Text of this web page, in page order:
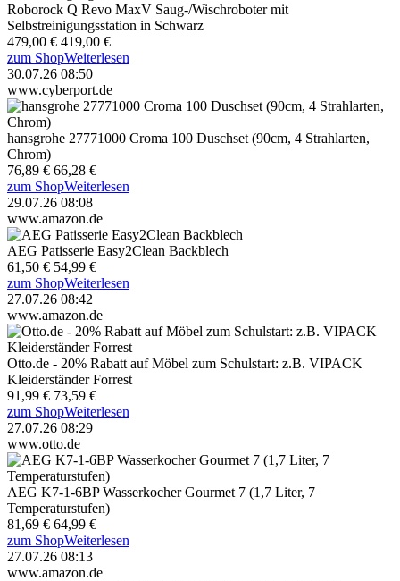
Roborock Q Revo MaxV Saug-/Wischroboter mit
Selbstreinigungsstation in Schwarz
479,00 € 419,00 €
zum ShopWeiterlesen
30.07.26 08:50
www.cyberport.de
hansgrohe 27771000 Croma 100 Duschset (90cm, 4 Strahlarten,
Chrom)
76,89 € 66,28 €
zum ShopWeiterlesen
29.07.26 08:08
www.amazon.de
AEG Patisserie Easy2Clean Backblech
61,50 € 54,99 €
zum ShopWeiterlesen
27.07.26 08:42
www.amazon.de
Otto.de - 20% Rabatt auf Möbel zum Schulstart: z.B. VIPACK
Kleiderständer Forrest
91,99 € 73,59 €
zum ShopWeiterlesen
27.07.26 08:29
www.otto.de
AEG K7-1-6BP Wasserkocher Gourmet 7 (1,7 Liter, 7
Temperaturstufen)
81,69 € 64,99 €
zum ShopWeiterlesen
27.07.26 08:13
www.amazon.de